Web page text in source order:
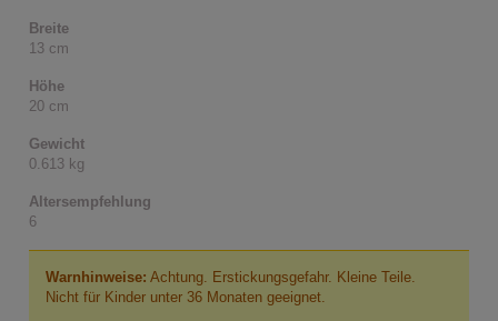
Breite
13 cm
Höhe
20 cm
Gewicht
0.613 kg
Altersempfehlung
6
Warnhinweise: Achtung. Erstickungsgefahr. Kleine Teile.
Nicht für Kinder unter 36 Monaten geeignet.